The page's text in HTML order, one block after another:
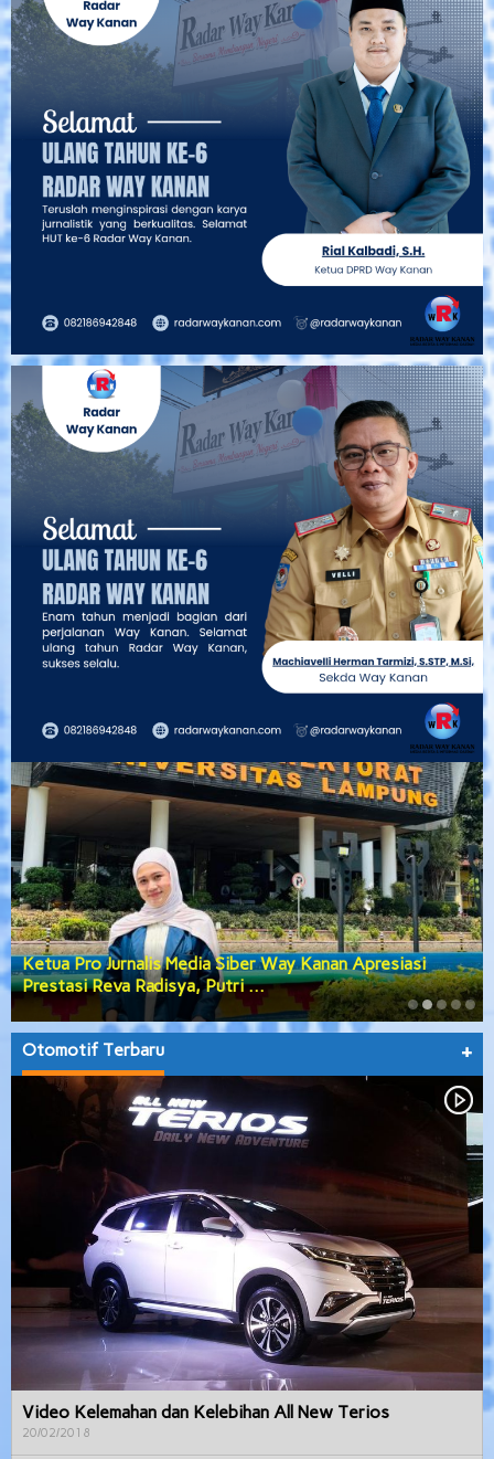
Ketua Pro Jurnalis Media Siber Way Kanan Apresiasi
Prestasi Reva Radisya, Putri …
Otomotif Terbaru +
Video Kelemahan dan Kelebihan All New Terios
20/02/2018